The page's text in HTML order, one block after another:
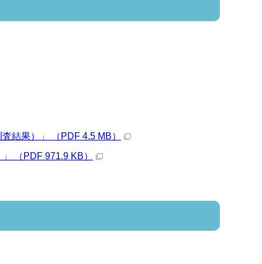
結果）」 （PDF 4.5 MB）
（PDF 971.9 KB）